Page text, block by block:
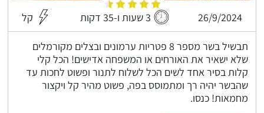
26/9/2024 3 שעות ו-35 דקות קל
תבשיל בשר מספר 8 פטריות ערמונים ובצלים מקורמלים
שלא ישאיר את האורחים או המשפחה אדישים! הכל קלי
קלות בסיר אחד לשים הכל לשלוח לתנור ופשוט לחכות עד
שהבשר יהיה רך ומתמוסס בפה, פשוט מהיר קל ויקצור
מחמאות! כנסו.